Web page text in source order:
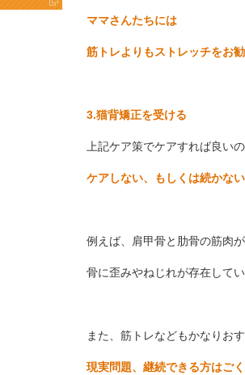
ママさんたちには
筋トレよりもストレッチをお勧
3.猫背矯正を受ける
上記ケア策でケアすれば良い
ケアしない、もしくは続かない
例えば、肩甲骨と肋骨の筋肉
骨に歪みやねじれが存在して
また、筋トレなどもかなりお
現実問題、継続できる方はごく